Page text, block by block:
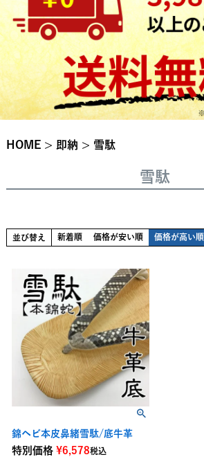
HOME 即納 雪駄
雪駄
並び替え 新着順 価格が安い順 価格が高い順
錦ヘビ本皮鼻緒雪駄/底牛革
特別価格 ¥6,578税込